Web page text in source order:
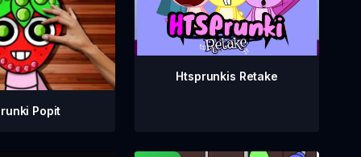
Popit
Htsprunkis Retake